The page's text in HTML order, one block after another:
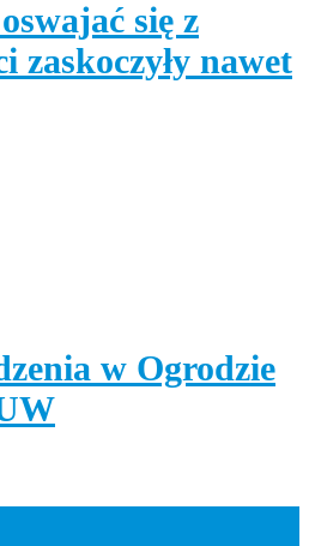
się z
zaskoczyły nawet
w Ogrodzie